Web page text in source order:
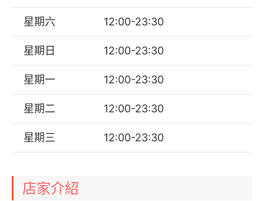
星期六 12:00-23:30
星期日 12:00-23:30
星期一 12:00-23:30
星期二 12:00-23:30
星期三 12:00-23:30
店家介紹